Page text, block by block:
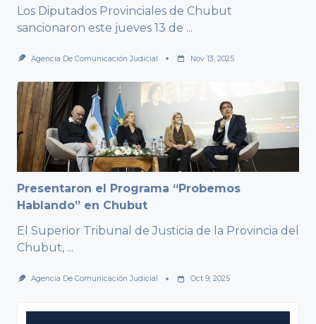
Los Diputados Provinciales de Chubut
sancionaron este jueves 13 de ...
Agencia De Comunicación Judicial Nov 13, 2025
Presentaron el Programa “Probemos
Hablando” en Chubut
El Superior Tribunal de Justicia de la Provincia del
Chubut, ...
Agencia De Comunicación Judicial Oct 9, 2025